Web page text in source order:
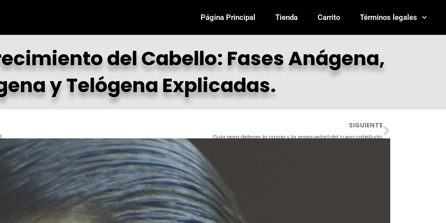
Página Principal Tienda Carrito Términos legales
del Cabello: Fases Anágena,
y Telógena Explicadas.
SIGUIENTE
Guía para detener la caspa y la resequedad del cuero cabelludo.
Next